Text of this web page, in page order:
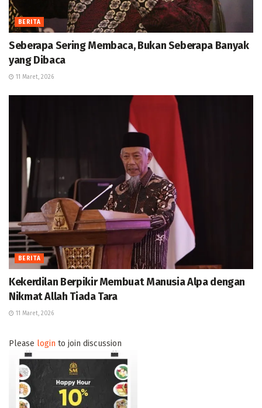
BERITA
Seberapa Sering Membaca, Bukan Seberapa Banyak
yang Dibaca
11 Maret, 2026
BERITA
Kekerdilan Berpikir Membuat Manusia Alpa dengan
Nikmat Allah Tiada Tara
11 Maret, 2026
Please login to join discussion